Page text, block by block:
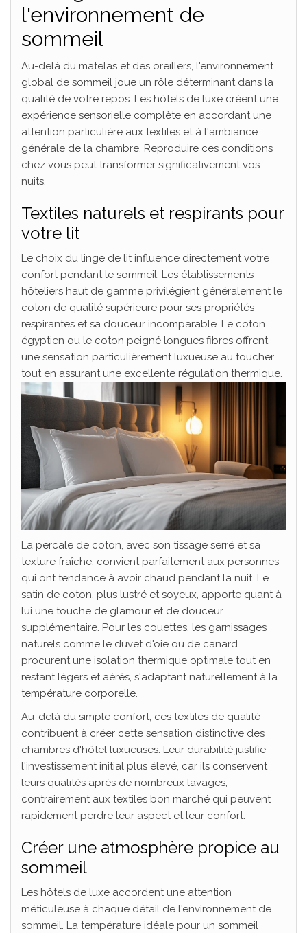
l'environnement de
sommeil
Au-delà du matelas et des oreillers, l'environnement
global de sommeil joue un rôle déterminant dans la
qualité de votre repos. Les hôtels de luxe créent une
expérience sensorielle complète en accordant une
attention particulière aux textiles et à l'ambiance
générale de la chambre. Reproduire ces conditions
chez vous peut transformer significativement vos
nuits.
Textiles naturels et respirants pour
votre lit
Le choix du linge de lit influence directement votre
confort pendant le sommeil. Les établissements
hôteliers haut de gamme privilégient généralement le
coton de qualité supérieure pour ses propriétés
respirantes et sa douceur incomparable. Le coton
égyptien ou le coton peigné longues fibres offrent
une sensation particulièrement luxueuse au toucher
tout en assurant une excellente régulation thermique.
La percale de coton, avec son tissage serré et sa
texture fraîche, convient parfaitement aux personnes
qui ont tendance à avoir chaud pendant la nuit. Le
satin de coton, plus lustré et soyeux, apporte quant à
lui une touche de glamour et de douceur
supplémentaire. Pour les couettes, les garnissages
naturels comme le duvet d'oie ou de canard
procurent une isolation thermique optimale tout en
restant légers et aérés, s'adaptant naturellement à la
température corporelle.
Au-delà du simple confort, ces textiles de qualité
contribuent à créer cette sensation distinctive des
chambres d'hôtel luxueuses. Leur durabilité justifie
l'investissement initial plus élevé, car ils conservent
leurs qualités après de nombreux lavages,
contrairement aux textiles bon marché qui peuvent
rapidement perdre leur aspect et leur confort.
Créer une atmosphère propice au
sommeil
Les hôtels de luxe accordent une attention
méticuleuse à chaque détail de l'environnement de
sommeil. La température idéale pour un sommeil